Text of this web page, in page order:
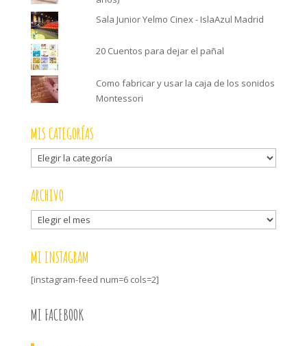
Sala Junior Yelmo Cinex - IslaAzul Madrid
20 Cuentos para dejar el pañal
Como fabricar y usar la caja de los sonidos
Montessori
MIS CATEGORÍAS
Mis
categorías
ARCHIVO
Archivo
MI INSTAGRAM
[instagram-feed num=6 cols=2]
MI FACEBOOK